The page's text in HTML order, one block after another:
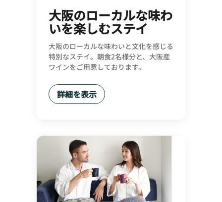
大阪のローカルな味わ
いを楽しむステイ
大阪のローカルな味わいと文化を感じる
特別なステイ。朝食2名様分と、大阪産
ワインをご用意しております。
詳細を表示